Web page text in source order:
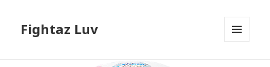
Fightaz Luv